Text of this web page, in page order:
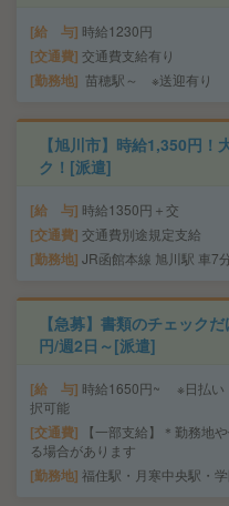
給 与 時給1230円
交通費 交通費支給有り
勤務地 苗穂駅～ ※送迎有り
【旭川市】時給1,350円
ク！[派遣]
給 与 時給1350円＋交
交通費 交通費別途規定支給
勤務地 JR函館本線 旭川駅 車7
【急募】書類のチェック
円/週2日～[派遣]
給 与 時給1650円~ ※日払い
択可能
交通費
【一部支給】＊勤務地
る場合があります
勤務地 福住駅・月寒中央駅・